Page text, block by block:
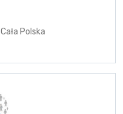
Cała Polska